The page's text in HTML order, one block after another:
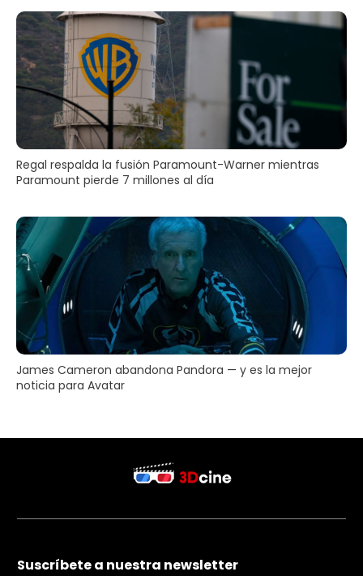
Regal respalda la fusión Paramount-Warner mientras
Paramount pierde 7 millones al día
James Cameron abandona Pandora — y es la mejor
noticia para Avatar
Suscríbete a nuestra newsletter